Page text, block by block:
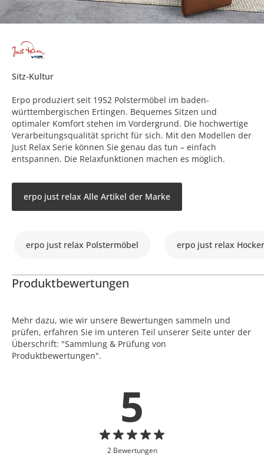
Sitz-Kultur
Erpo produziert seit 1952 Polstermöbel im baden-
württembergischen Ertingen. Bequemes Sitzen und
optimaler Komfort stehen im Vordergrund. Die hochwertige
Verarbeitungsqualität spricht für sich. Mit den Modellen der
Just Relax Serie können Sie genau das tun – einfach
entspannen. Die Relaxfunktionen machen es möglich.
erpo just relax Alle Artikel der Marke
erpo just relax Polstermöbel erpo just relax Hocker
Produktbewertungen
Mehr dazu, wie wir unsere Bewertungen sammeln und
prüfen, erfahren Sie im unteren Teil unserer Seite unter der
Überschrift: "Sammlung & Prüfung von
Produktbewertungen".
5
2 Bewertungen